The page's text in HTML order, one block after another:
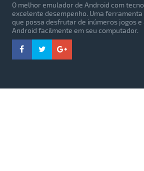
O melhor emulador de Android com
excelente desempenho. Uma
que possa desfrutar de inúmeros jogos e
Android facilmente em seu computador.